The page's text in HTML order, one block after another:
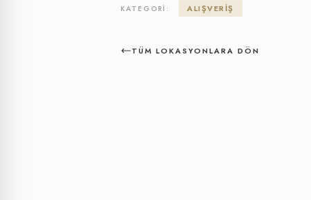
KATEGORI: ALIŞVERIŞ
TÜM LOKASYONLARA DÖN